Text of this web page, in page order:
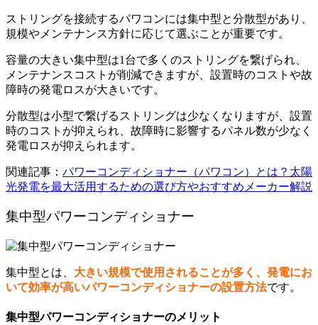
ストリングを接続するパワコンには集中型と分散型があり、
規模やメンテナンス方針に応じて選ぶことが重要です。
容量の大きい集中型は1台で多くのストリングを繋げられ、
メンテナンスコストが削減できますが、設置時のコストや故
障時の発電ロスが大きいです。
分散型は小型で繋げるストリングは少なくなりますが、設置
時のコストが抑えられ、故障時に影響するパネル数が少なく
発電ロスが抑えられます。
関連記事： パワーコンディショナー（パワコン）とは？太陽
光発電を最大活用するための選び方やおすすめメーカー解説
集中型パワーコンディショナー
集中型とは、 大きい規模で使用されることが多く、発電にお
いて効率が高いパワーコンディショナーの設置方法です。
集中型パワーコンディショナーのメリット